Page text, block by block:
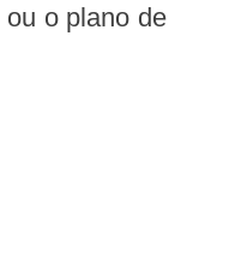
o plano de